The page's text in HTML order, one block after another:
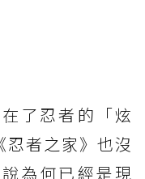
了忍者的「炫
者之家》也沒
為何已經是現